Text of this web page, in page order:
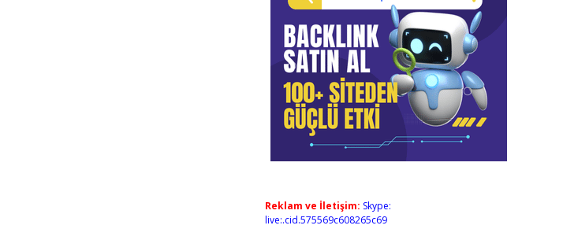
Reklam ve İletişim: Skype:
live:.cid.575569c608265c69